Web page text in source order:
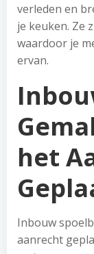
verleden en
je keuken. Ze
waardoor je
ervan.
het
Inbouw
aanrecht